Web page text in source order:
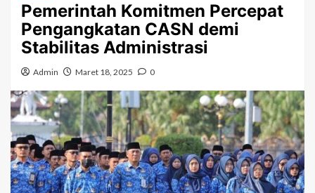
Pemerintah Komitmen Percepat
Pengangkatan CASN demi
Stabilitas Administrasi
Admin Maret 18, 2025 0